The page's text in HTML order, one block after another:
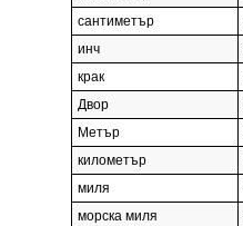
сантиметър
инч
крак
Двор
Метър
километър
миля
морска миля